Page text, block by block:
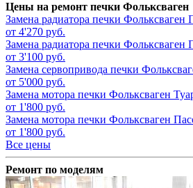
Цены на ремонт печки Фольксваген
Замена радиатора печки Фольксваген
от 4'270 руб.
Замена радиатора печки Фольксваген
от 3'100 руб.
Замена сервопривода печки
от 5'000 руб.
Замена мотора печки Фольксваген
от 1'800 руб.
Замена мотора печки Фольксваген
от 1'800 руб.
Все цены
Ремонт по моделям